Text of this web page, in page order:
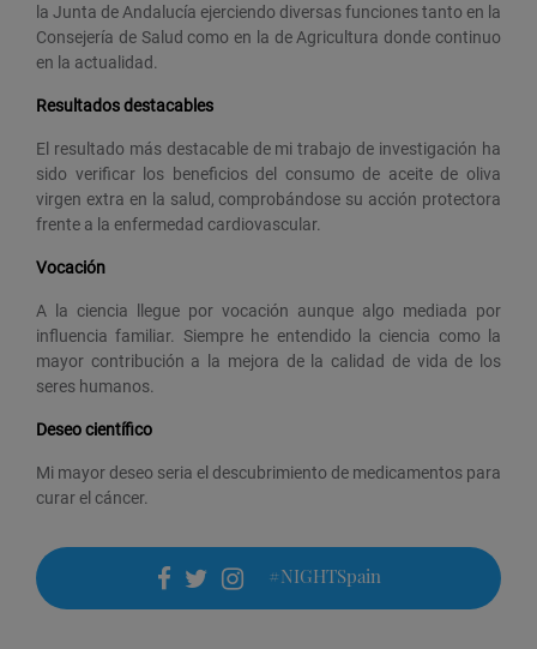
la Junta de Andalucía ejerciendo diversas funciones tanto en la
Consejería de Salud como en la de Agricultura donde continuo
en la actualidad.
Resultados destacables
El resultado más destacable de mi trabajo de investigación ha
sido verificar los beneficios del consumo de aceite de oliva
virgen extra en la salud, comprobándose su acción protectora
frente a la enfermedad cardiovascular.
Vocación
A la ciencia llegue por vocación aunque algo mediada por
influencia familiar. Siempre he entendido la ciencia como la
mayor contribución a la mejora de la calidad de vida de los
seres humanos.
Deseo científico
Mi mayor deseo seria el descubrimiento de medicamentos para
curar el cáncer.
facebook
twitter
instagram
#NIGHTSpain